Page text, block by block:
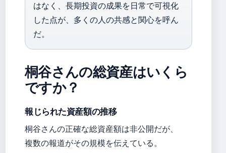
はなく、長期投資の成果を日常で可視化
した点が、多くの人の共感と関心を呼ん
だ。
桐谷さんの総資産はいくら
ですか？
報じられた資産額の推移
桐谷さんの正確な総資産額は非公開だが、
複数の報道がその規模を伝えている。